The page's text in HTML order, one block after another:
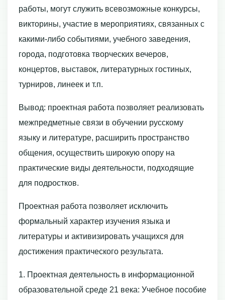
работы, могут служить всевозможные конкурсы,
викторины, участие в мероприятиях, связанных с
какими-либо событиями, учебного заведения,
города, подготовка творческих вечеров,
концертов, выставок, литературных гостиных,
турниров, линеек и т.п.
Вывод: проектная работа позволяет реализовать
межпредметные связи в обучении русскому
языку и литературе, расширить пространство
общения, осуществить широкую опору на
практические виды деятельности, подходящие
для подростков.
Проектная работа позволяет исключить
формальный характер изучения языка и
литературы и активизировать учащихся для
достижения практического результата.
1. Проектная деятельность в информационной
образовательной среде 21 века: Учебное пособие